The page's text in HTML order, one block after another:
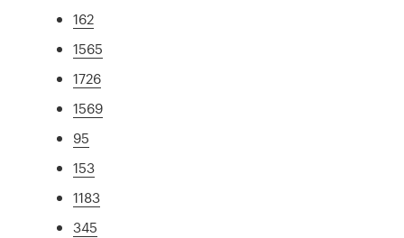
162
1565
1726
1569
95
153
1183
345